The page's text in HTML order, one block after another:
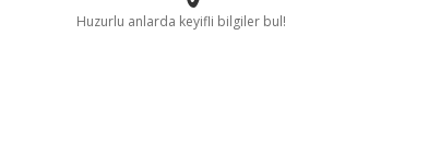
Huzurlu anlarda keyifli bilgiler bul!